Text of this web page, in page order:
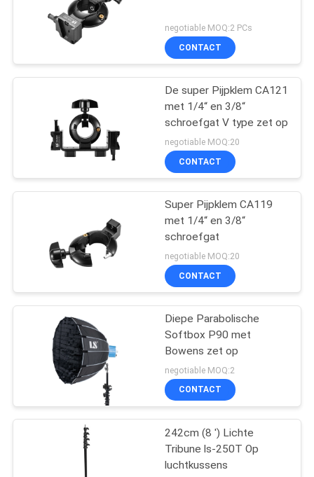
LEIDENE
Uitzendingsverlichting
16
LEIDENE
Cameralichten
Van de LEIDENE de
Uitrusting
Studioverlichting
negotiable MOQ:2 PCs
CONTACT
De super Pijpklem CA121
met 1/4“ en 3/8“
schroefgat V type zet op
negotiable MOQ:20
CONTACT
Super Pijpklem CA119
met 1/4“ en 3/8“
schroefgat
negotiable MOQ:20
CONTACT
Diepe Parabolische
Softbox P90 met
Bowens zet op
negotiable MOQ:2
CONTACT
242cm (8 ') Lichte
Tribune ls-250T Op
luchtkussens